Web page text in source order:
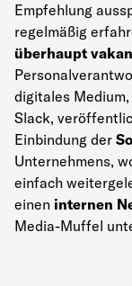
Empfehlung
regelmäßig
überhaupt
digitales
Slack,
Einbindung der
Unternehmens,
einfach
einen internen
Media-Muffel